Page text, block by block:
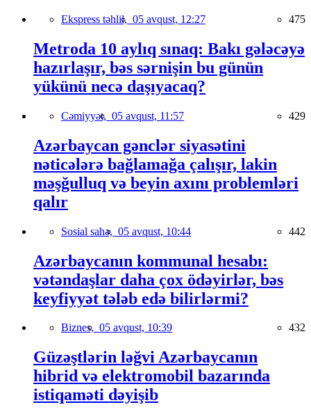
Ekspress təhlil, 05 avqust, 12:27 475
Metroda 10 aylıq sınaq: Bakı gələcəyə
hazırlaşır, bəs sərnişin bu günün
yükünü necə daşıyacaq?
Cəmiyyət, 05 avqust, 11:57 429
Azərbaycan gənclər siyasətini
nəticələrə bağlamağa çalışır, lakin
məşğulluq və beyin axını problemləri
qalır
Sosial sahə, 05 avqust, 10:44 442
Azərbaycanın kommunal hesabı:
vətəndaşlar daha çox ödəyirlər, bəs
keyfiyyət tələb edə bilirlərmi?
Biznes, 05 avqust, 10:39 432
Güzəştlərin ləğvi Azərbaycanın
hibrid və elektromobil bazarında
istiqaməti dəyişib